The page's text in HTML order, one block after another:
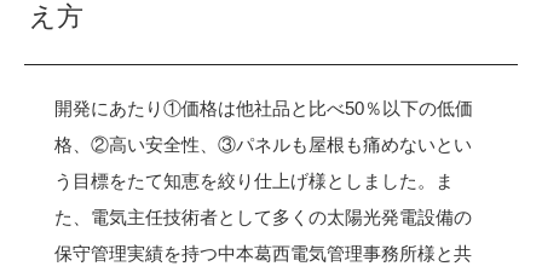
え方
開発にあたり①価格は他社品と比べ50％以下の低価
格、②高い安全性、③パネルも屋根も痛めないとい
う目標をたて知恵を絞り仕上げ様としました。ま
た、電気主任技術者として多くの太陽光発電設備の
保守管理実績を持つ中本葛西電気管理事務所様と共